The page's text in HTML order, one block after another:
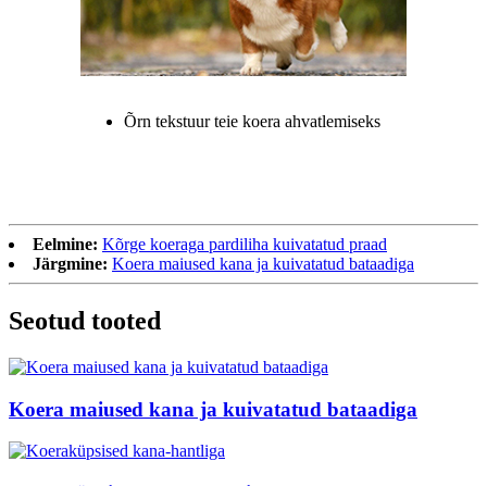
Õrn tekstuur teie koera ahvatlemiseks
Eelmine: Kõrge koeraga pardiliha kuivatatud praad
Järgmine: Koera maiused kana ja kuivatatud bataadiga
Seotud tooted
Koera maiused kana ja kuivatatud bataadiga